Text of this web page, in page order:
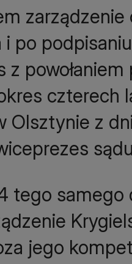
po
z
czterech
Olsztynie z
tego
jego